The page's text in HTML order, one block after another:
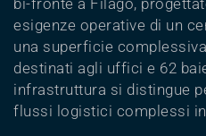
bi-fronte a Filago,
esigenze operative di un
una superficie
destinati agli uffici e 62
infrastruttura si distingue
flussi logistici complessi